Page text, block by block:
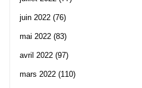
juin 2022 (76)
mai 2022 (83)
avril 2022 (97)
mars 2022 (110)